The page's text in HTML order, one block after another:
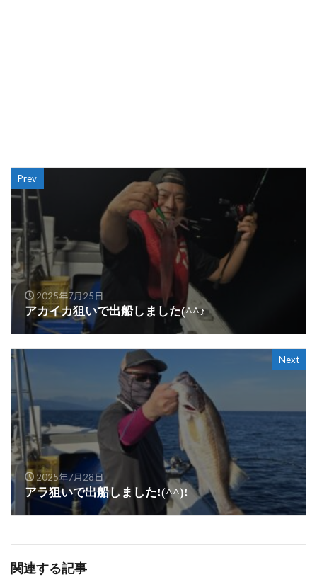
Prev
2025年7月25日
アカイカ狙いで出船しました(^^♪
Next
2025年7月28日
アラ狙いで出船しました!(^^)!
関連する記事